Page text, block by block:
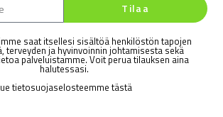
Tilaa
saat itsellesi sisältöä henkilöstön tapojen
terveyden ja hyvinvoinnin johtamisesta sekä
palveluistamme. Voit perua tilauksen aina
halutessasi.
tietosuojaselosteemme tästä